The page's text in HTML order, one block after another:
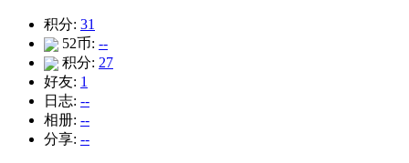
积分: 31
52币: --
积分: 27
好友: 1
日志: --
相册: --
分享: --